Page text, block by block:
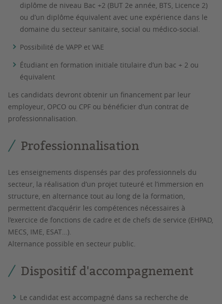
diplôme de niveau Bac +2 (BUT 2e année, BTS, Licence 2)
ou d’un diplôme équivalent avec une expérience dans le
domaine du secteur sanitaire, social ou médico-social.
Possibilité de VAPP et VAE
Étudiant en formation initiale titulaire d’un bac + 2 ou
équivalent
Les candidats devront obtenir un financement par leur
employeur, OPCO ou CPF ou bénéficier d’un contrat de
professionnalisation.
Professionnalisation
Les enseignements dispensés par des professionnels du
secteur, la réalisation d’un projet tuteuré et l’immersion en
structure, en alternance tout au long de la formation,
permettent d’acquérir les compétences nécessaires à
l’exercice de fonctions de cadre et de chefs de service (EHPAD,
MECS, IME, ESAT…).
Alternance possible en secteur public.
Dispositif d'accompagnement
Le candidat est accompagné dans sa recherche de